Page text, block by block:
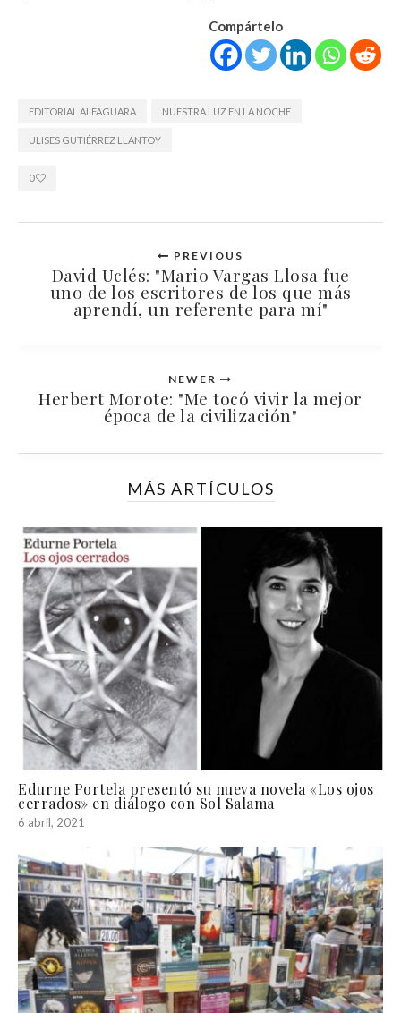
Compártelo
EDITORIAL ALFAGUARA NUESTRA LUZ EN LA NOCHE
ULISES GUTIÉRREZ LLANTOY
0
PREVIOUS
David Uclés: "Mario Vargas Llosa fue
uno de los escritores de los que más
aprendí, un referente para mí"
NEWER
Herbert Morote: "Me tocó vivir la mejor
época de la civilización"
MÁS ARTÍCULOS
Edurne Portela presentó su nueva novela «Los ojos
cerrados» en diálogo con Sol Salama
6 abril, 2021